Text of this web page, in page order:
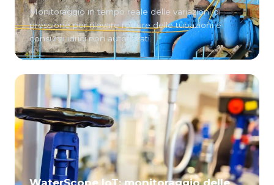
Monitoraggio in tempo reale delle variazioni di
pressione per rilevare rotture delle tubazioni e
consumi idrici non autorizzati.
WaterScope IoT: monitoraggio delle